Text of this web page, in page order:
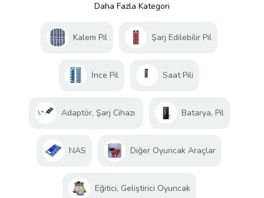
Daha Fazla Kategori
Kalem Pil Şarj Edilebilir Pil
İnce Pil Saat Pili
Adaptör, Şarj Cihazı Batarya, Pil
NAS Diğer Oyuncak Araçlar
Eğitici, Geliştirici Oyuncak